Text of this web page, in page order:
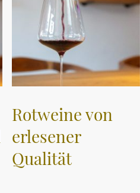
Rotweine von
erlesener
Qualität